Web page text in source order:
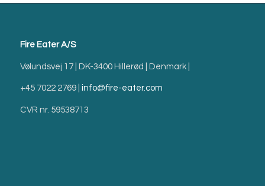
Fire Eater A/S
Vølundsvej 17 | DK-3400 Hillerød | Denmark |
+45 7022 2769 | info@fire-eater.com
CVR nr. 59538713